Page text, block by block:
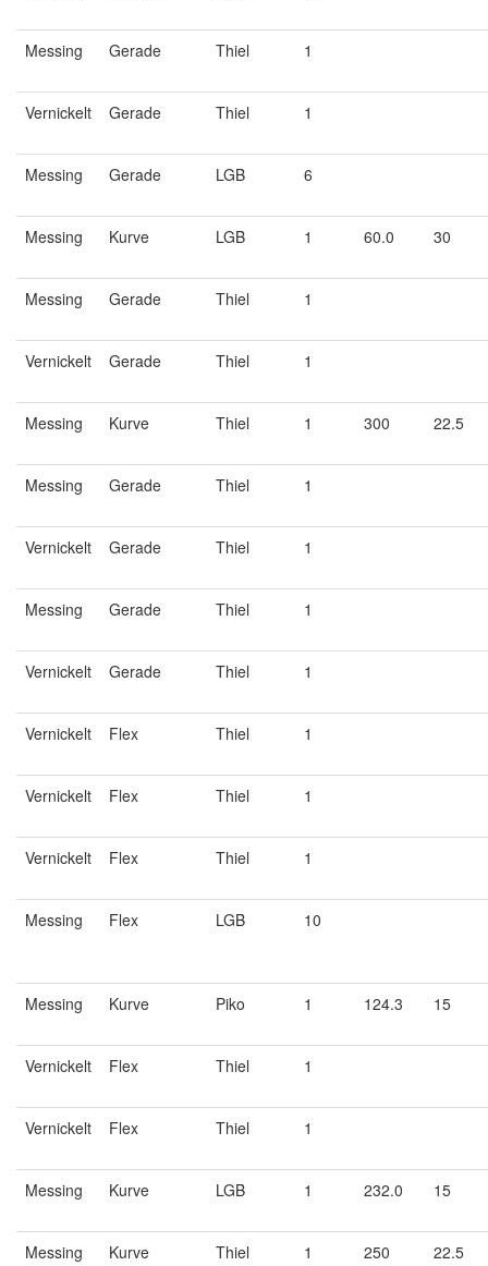
Messing Gerade Thiel 1
Vernickelt Gerade Thiel 1
Messing Gerade LGB 6
Messing Kurve LGB 1 60.0 30
Messing Gerade Thiel 1
Vernickelt Gerade Thiel 1
Messing Kurve Thiel 1 300 22.5
Messing Gerade Thiel 1
Vernickelt Gerade Thiel 1
Messing Gerade Thiel 1
Vernickelt Gerade Thiel 1
Vernickelt Flex Thiel 1
Vernickelt Flex Thiel 1
Vernickelt Flex Thiel 1
Messing Flex LGB 10
Messing Kurve Piko 1 124.3 15
Vernickelt Flex Thiel 1
Vernickelt Flex Thiel 1
Messing Kurve LGB 1 232.0 15
Messing Kurve Thiel 1 250 22.5